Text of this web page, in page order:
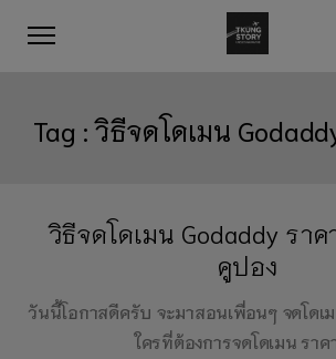
Tag :วิธีจดโดเมน
วิธีจดโดเมน Godaddy รา
คูปอง
วันนี้โอกาสดีครับ จะมาสอนเพื่อนๆ จดโด
ใครที่ต้องการจดโดเมน ราค